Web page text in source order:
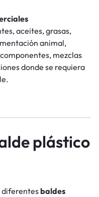
aceites, grasas,
animal,
mezclas
donde se requiera
plástico
diferentesbaldes